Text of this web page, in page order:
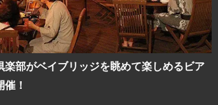
楽部がベイブリッジを眺めて楽しめるビア
！